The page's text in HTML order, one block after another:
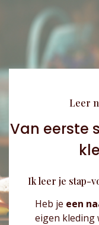
Leer
Van eerste
Ik leer je stap-
Heb je een
eigen kleding